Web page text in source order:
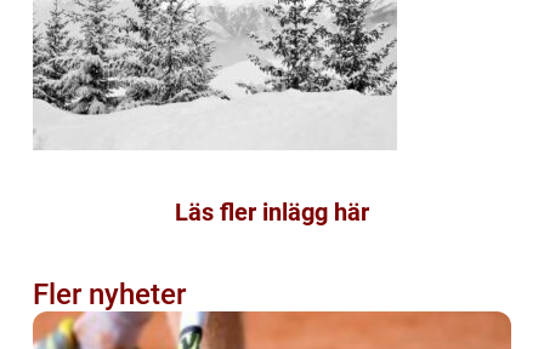
Läs fler inlägg här
Fler nyheter